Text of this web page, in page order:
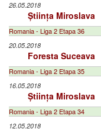
26.05.2018
Știința Miroslava
Romania - Liga 2 Etapa 36
20.05.2018
Foresta Suceava
Romania - Liga 2 Etapa 35
16.05.2018
Știința Miroslava
Romania - Liga 2 Etapa 34
12.05.2018